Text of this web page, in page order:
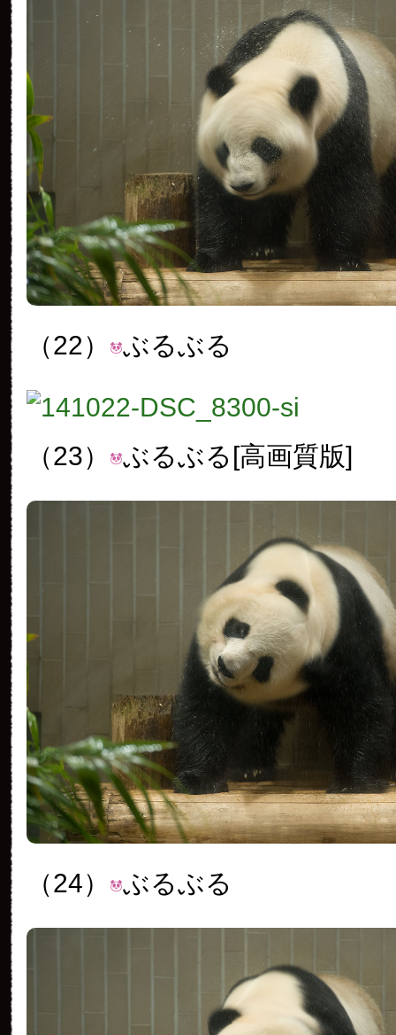
（22） ぶるぶる
（23） ぶるぶる[高画質版]
（24） ぶるぶる